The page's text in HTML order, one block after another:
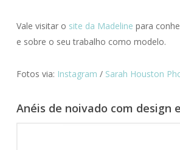
Vale visitar o site da Madeline para
e sobre o seu trabalho como modelo.
Fotos via: Instagram / Sarah Houston
Anéis de noivado com design